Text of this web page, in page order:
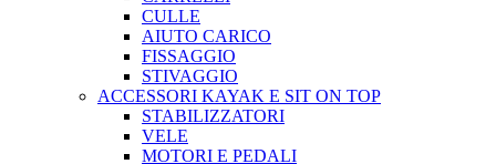
CULLE
AIUTO CARICO
FISSAGGIO
STIVAGGIO
ACCESSORI KAYAK E SIT ON TOP
STABILIZZATORI
VELE
MOTORI E PEDALI